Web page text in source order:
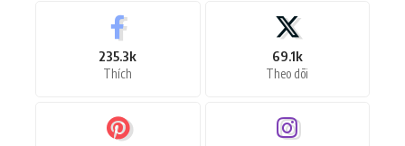
235.3k
Thích
69.1k
Theo dõi